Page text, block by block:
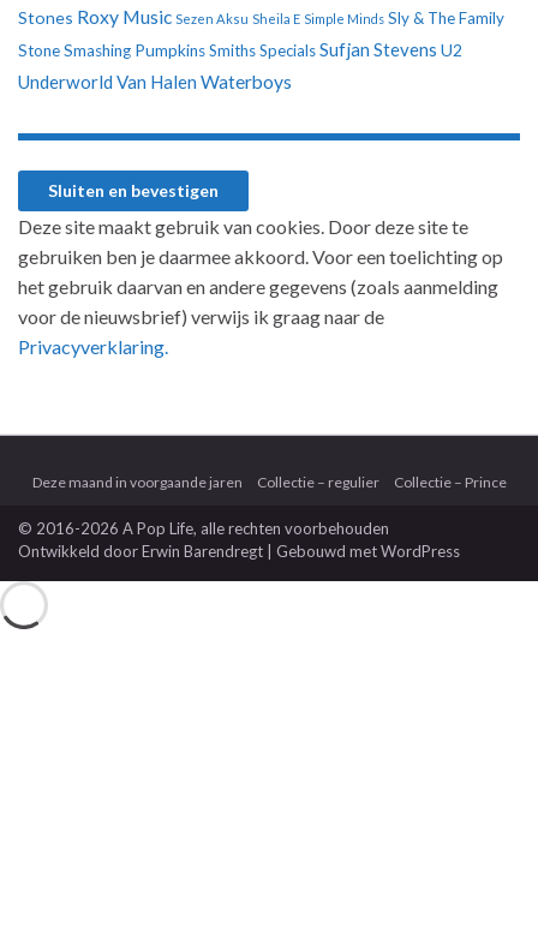
Stones Roxy Music Sezen Aksu Sheila E Simple Minds Sly & The Family
StoneSmashing PumpkinsSmithsSpecialsSufjan Stevens U2
Underworld Van Halen Waterboys
Deze site maakt gebruik van cookies. Door deze site te
gebruiken ben je daarmee akkoord. Voor een toelichting op
het gebruik daarvan en andere gegevens (zoals aanmelding
voor de nieuwsbrief) verwijs ik graag naar de
Privacyverklaring.
Deze maand in voorgaande jaren Collectie – regulier Collectie – Prince
© 2016-2026 A Pop Life, alle rechten voorbehouden
Ontwikkeld doorErwin Barendregt | Gebouwd metWordPress